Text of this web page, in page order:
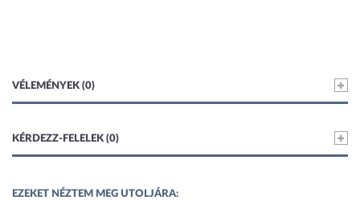
VÉLEMÉNYEK (0)
KÉRDEZZ-FELELEK (0)
EZEKET NÉZTEM MEG UTOLJÁRA: